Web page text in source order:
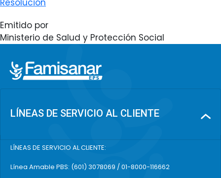
Resolución
Emitido por
Ministerio de Salud y Protección Social
LÍNEAS DE SERVICIO AL CLIENTE
LÍNEAS DE SERVICIO AL CLIENTE:
Línea Amable PBS: (601) 3078069 / 01-8000-116662